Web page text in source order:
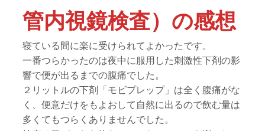
管内視鏡検査）の感想
寝ている間に楽に受けられてよかったです。
一番つらかったのは夜中に服用した刺激性下剤の影
響で便が出るまでの腹痛でした。
２リットルの下剤「モビプレップ」は全く腹痛がな
く、便意だけをもよおして自然に出るので飲む量は
多くてもつらくありませんでした。